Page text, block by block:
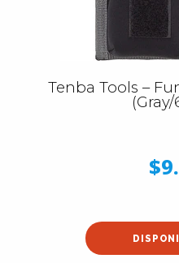
Tenba Tools –
(Gray/